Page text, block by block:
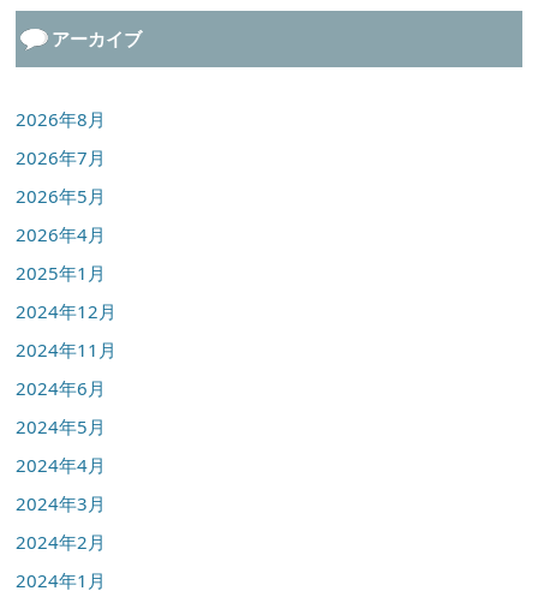
アーカイブ
2026年8月
2026年7月
2026年5月
2026年4月
2025年1月
2024年12月
2024年11月
2024年6月
2024年5月
2024年4月
2024年3月
2024年2月
2024年1月